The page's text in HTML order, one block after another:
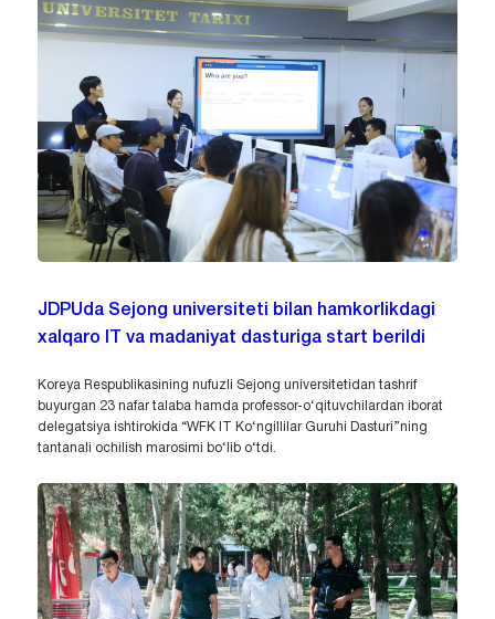
JDPUda Sejong universiteti bilan hamkorlikdagi
xalqaro IT va madaniyat dasturiga start berildi
Koreya Respublikasining nufuzli Sejong universitetidan tashrif
buyurgan 23 nafar talaba hamda professor-o‘qituvchilardan iborat
delegatsiya ishtirokida “WFK IT Ko‘ngillilar Guruhi Dasturi”ning
tantanali ochilish marosimi bo‘lib o‘tdi.